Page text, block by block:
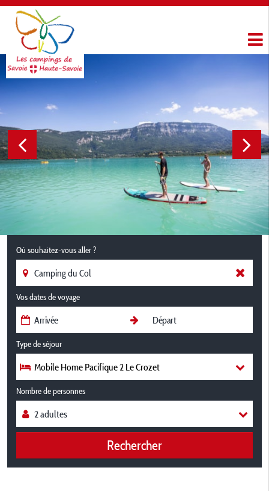
Où souhaitez-vous aller ?
Vos dates de voyage
Type de séjour
Mobile Home Pacifique 2 Le Crozet
Nombre de personnes
Rechercher